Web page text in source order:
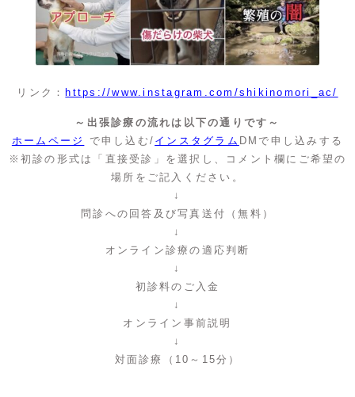
リンク： https://www.instagram.com/shikinomori_ac/
～出張診療の流れは以下の通りです～
ホームページ
で申し込む/ インスタグラム DMで申し込みする
※初診の形式は「直接受診」を選択し、コメント欄にご希望の
場所をご記入ください。
↓
問診への回答及び写真送付（無料）
↓
オンライン診療の適応判断
↓
初診料のご入金
↓
オンライン事前説明
↓
対面診療（10～15分）